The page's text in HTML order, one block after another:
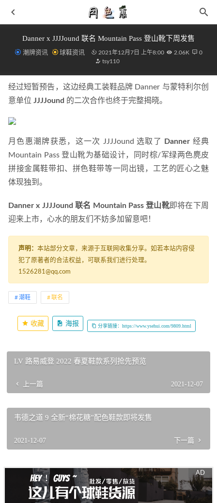
Danner x JJJJound 联名 Mountain Pass 登山靴下周发售
潮牌资讯 球鞋资讯 2021年12月7日 上午8:00 2.06K
0
tsy110
经过短暂预告，这边经典工装鞋品牌 Danner 与蒙特利尔创
意单位 JJJJound 的二次合作也终于完整揭晓。
月色惠潮牌获悉，这一次 JJJJound 选取了 Danner 经典
Mountain Pass 登山靴为基础设计，同时棕/军绿两色麂皮
拼接金属鞋带扣、拼色鞋带等一同出镜，工艺的匠心之魅
体现独到。
Danner x JJJJound 联名 Mountain Pass 登山靴即将在下周
迎来上市，心水的朋友们不妨多加留意吧！
声明： 本站部分文章，来源于互联网收集分享。如若本站内容侵
犯了原著者的合法权益，可联系我们进行处理。
1526281@qq.com
潮鞋 联名
收藏 海报 分享链接：https://www.ysehui.com/9809.html
LV 路易威登 2022 春夏鞋款系列抢先预览
上一篇 2021-12-07
韦德之道 9 全新“棉花糖”配色鞋款即将发售
2021-12-07 下一篇
皮草怎么搭配 貂皮这样穿就是高贵的淑妃 2019-01-04
磨砂镜面还炫彩！这双 Air Foamposite One 看着就要火！
2021-03-17
安眠药吃多少合适 不可过量服用 别让辅助睡眠成为长眠
李宁全新悟行誉拓鞋款系列即将发售，辨识度不俗
2021-09-
26